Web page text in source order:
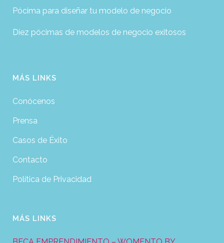
Pócima para diseñar tu modelo de negocio
Diez pócimas de modelos de negocio exitosos
MÁS LINKS
Conócenos
Prensa
Casos de Éxito
Contacto
Política de Privacidad
MÁS LINKS